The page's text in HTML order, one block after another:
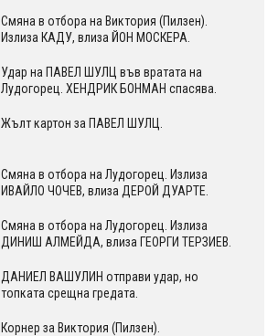
Смяна в отбора на Виктория (Пилзен).
Излиза КАДУ, влиза ЙОН МОСКЕРА.
Удар на ПАВЕЛ ШУЛЦ във вратата на
Лудогорец. ХЕНДРИК БОНМАН спасява.
Жълт картон за ПАВЕЛ ШУЛЦ.
Смяна в отбора на Лудогорец. Излиза
ИВАЙЛО ЧОЧЕВ, влиза ДЕРОЙ ДУАРТЕ.
Смяна в отбора на Лудогорец. Излиза
ДИНИШ АЛМЕЙДА, влиза ГЕОРГИ ТЕРЗИЕВ.
ДАНИЕЛ ВАШУЛИН отправи удар, но
топката срещна гредата.
Корнер за Виктория (Пилзен).